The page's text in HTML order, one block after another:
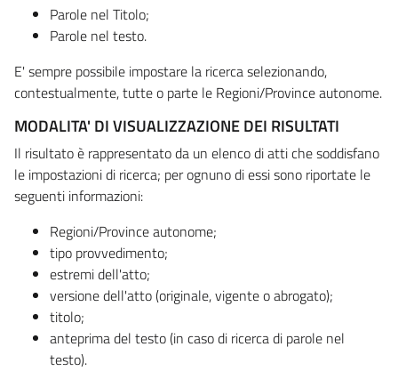
Parole nel Titolo;
Parole nel testo.
E' sempre possibile impostare la ricerca selezionando,
contestualmente, tutte o parte le Regioni/Province autonome.
MODALITA' DI VISUALIZZAZIONE DEI RISULTATI
Il risultato è rappresentato da un elenco di atti che soddisfano
le impostazioni di ricerca; per ognuno di essi sono riportate le
seguenti informazioni:
Regioni/Province autonome;
tipo provvedimento;
estremi dell'atto;
versione dell'atto (originale, vigente o abrogato);
titolo;
anteprima del testo (in caso di ricerca di parole nel
testo).